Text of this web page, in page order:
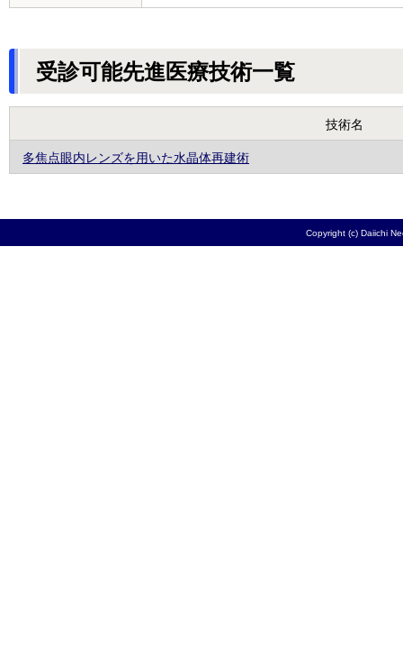
受診可能先進医療技術一覧
技術名
多焦点眼内レンズを用いた水晶体再建術
Copyright (c) Daiichi